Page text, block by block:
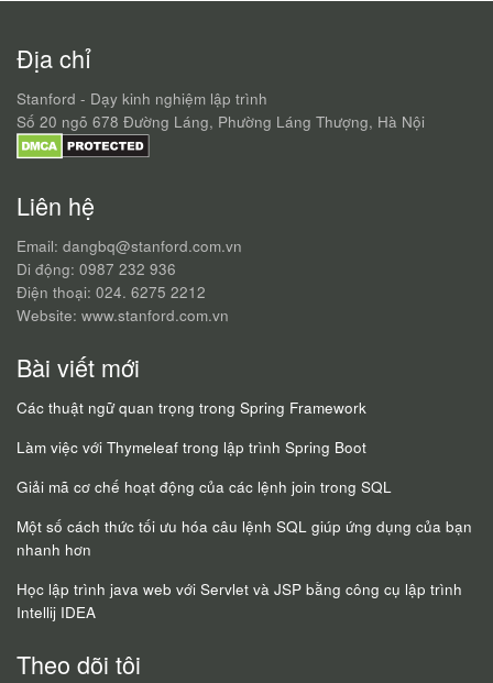
Địa chỉ
Stanford - Dạy kinh nghiệm lập trình
Số 20 ngõ 678 Đường Láng, Phường Láng Thượng, Hà Nội
Liên hệ
Email: dangbq@stanford.com.vn
Di động: 0987 232 936
Điện thoại: 024. 6275 2212
Website: www.stanford.com.vn
Bài viết mới
Các thuật ngữ quan trọng trong Spring Framework
Làm việc với Thymeleaf trong lập trình Spring Boot
Giải mã cơ chế hoạt động của các lệnh join trong SQL
Một số cách thức tối ưu hóa câu lệnh SQL giúp ứng dụng của bạn
nhanh hơn
Học lập trình java web với Servlet và JSP bằng công cụ lập trình
Intellij IDEA
Theo dõi tôi